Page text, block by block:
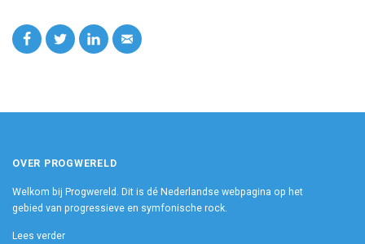
OVER PROGWERELD
Welkom bij Progwereld. Dit is dé Nederlandse webpagina op het
gebied van progressieve en symfonische rock.
Lees verder